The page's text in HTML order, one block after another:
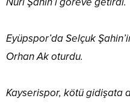
Eyüpspor’da Selçuk
Orhan Ak oturdu.
Kayserispor, kötü gidişata